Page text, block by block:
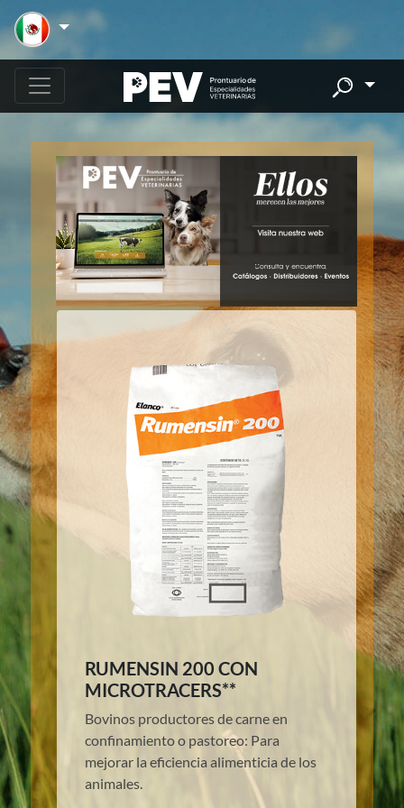
RUMENSIN 200 CON
MICROTRACERS**
Bovinos productores de carne en
confinamiento o pastoreo: Para
mejorar la eficiencia alimenticia de los
animales.